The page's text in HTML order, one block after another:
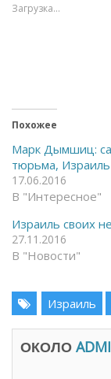
ч
т
ь
а
F
a
c
e
b
k
О
т
ы
е
т
с
я
с
я
в
l
r
(
к
р
ы
в
а
е
т
Загрузка...
Похожее
Марк Дымшиц:
тюрьма, Израиль
17.06.2016
В "Интересное"
Израиль своих
27.11.2016
В "Новости"
Израиль
ОКОЛО